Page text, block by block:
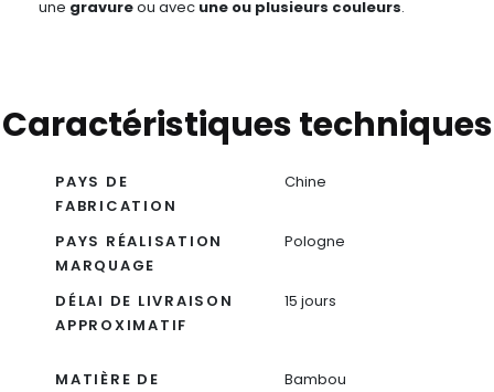
une gravureou avec une ou plusieurs couleurs.
Caractéristiques techniques
PAYS DE
FABRICATION
Chine
PAYS RÉALISATION
MARQUAGE
Pologne
DÉLAI DE LIVRAISON
APPROXIMATIF
15 jours
MATIÈRE DE
Bambou